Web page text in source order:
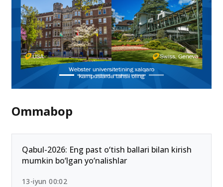
Ommabop
Qabul-2026: Eng past o‘tish ballari bilan kirish
mumkin bo‘lgan yo‘nalishlar
13-iyun 00:02